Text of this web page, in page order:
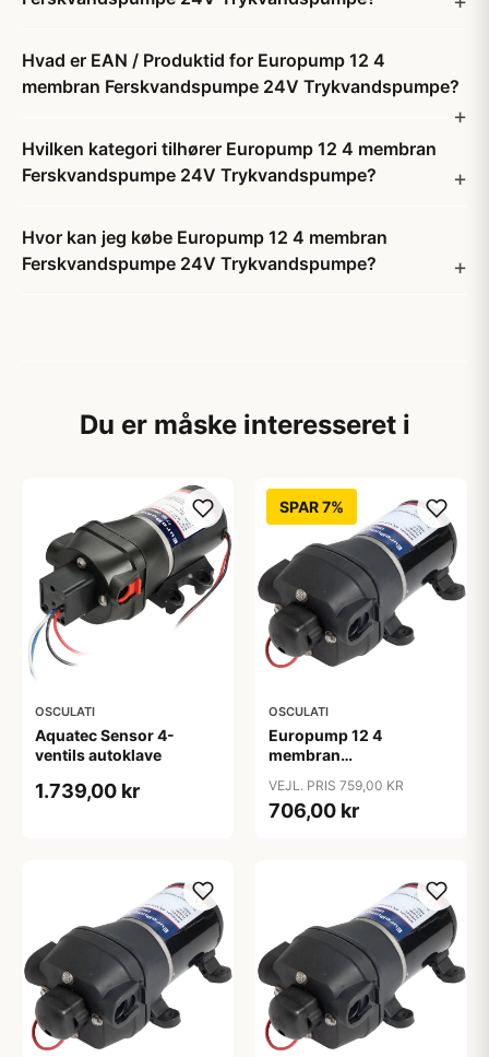
Hvad er EAN / Produktid for Europump 12 4
membran Ferskvandspumpe 24V Trykvandspumpe?
Hvilken kategori tilhører Europump 12 4 membran
Ferskvandspumpe 24V Trykvandspumpe?
Hvor kan jeg købe Europump 12 4 membran
Ferskvandspumpe 24V Trykvandspumpe?
Du er måske interesseret i
OSCULATI
Aquatec Sensor 4-
ventils autoklave
1.739,00 kr
SPAR 7%
OSCULATI
Europump 12 4
membran
VEJL. PRIS 759,00 KR
706,00 kr